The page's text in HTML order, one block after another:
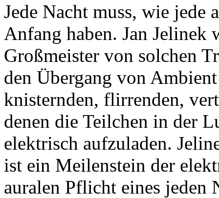
Jede Nacht muss, wie jede
Anfang haben. Jan Jelinek
Großmeister von solchen
den Übergang von
knisternden, flirrenden,
denen die Teilchen in der
elektrisch aufzuladen.
ist ein Meilenstein der
auralen Pflicht eines jeden